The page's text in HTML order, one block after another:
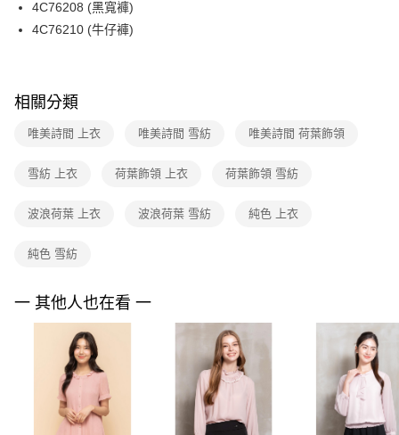
【「AFTEE先享後付」結帳流程】
１．於結帳方式選擇「AFTEE先享後付」後，將跳轉至「AFTEE先享後付」
結帳頁面，進行簡訊認證並確認金額後，即可完成結帳。
※ 請注意：結帳手續完成當下不需立刻繳費，但若您需要取消訂單，請聯絡
後付繳納相關費用。
是否繳費成功／繳費後需取消欲退款等相關疑問，請聯繫「AFTEE先享後付
【注意事項】
易，需依本服務之必要範圍內提供個人資料，並將交易相關給付款項請求債
https://aftee.tw/terms/#terms3
３．未成年的使用者請事先徵得法定代理人或監護人之同意方可使用
「AFTEE先享後付」，若未經同意申辦者引起之損失，本公司不負相關責
４．使用「AFTEE先享後付」時，將依據個別帳號之用戶狀況，依本公司即
時審查核予不同之上限額度；若仍有額度不足之情形，本公司將視審查結果
請求用戶進行身份認證。
５．嚴禁一人註冊多個帳號或使用他人資訊註冊。若發現惡意使用之情形，
恩沛科技股份有限公司將有權停止該用戶之使用額度並採取法律行動。
每筆NT$90，滿NT$3,600(含以上)免運費
付款後7-11取貨
黑貓宅配
每筆NT$200，滿NT$8,000(含以上)免運費
付款後門市自取
4C76208 (黑寬褲)
4C76210 (牛仔褲)
相關分類
唯美詩間 上衣 唯美詩間 雪紡 唯美詩間 荷葉飾領
雪紡 上衣 荷葉飾領 上衣 荷葉飾領 雪紡
波浪荷葉 上衣 波浪荷葉 雪紡 純色 上衣
純色 雪紡
一 其他人也在看 一